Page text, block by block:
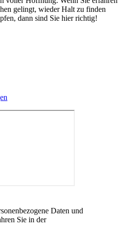
gelingt, wieder Halt zu finden
dann sind Sie hier richtig!
Daten und
Sie in der